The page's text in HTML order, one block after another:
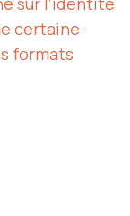
certaine
formats